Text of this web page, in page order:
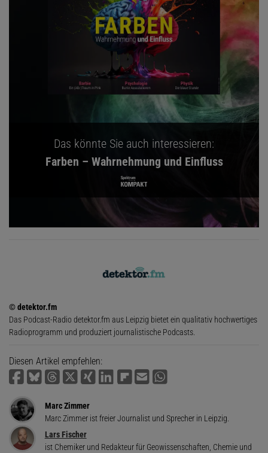
Das könnte Sie auch interessieren:
Farben – Wahrnehmung und Einfluss
© detektor.fm
Das Podcast-Radio detektor.fm aus Leipzig bietet ein qualitativ hochwertiges
Radioprogramm und produziert journalistische Podcasts.
Diesen Artikel empfehlen:
Marc Zimmer
Marc Zimmer ist freier Journalist und Sprecher in Leipzig.
Lars Fischer
ist Chemiker und Redakteur für Geowissenschaften, Chemie und